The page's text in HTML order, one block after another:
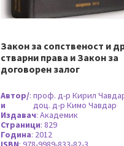
Закон за сопственост и
стварни права и Закон за
договорен залог
Автор/
и
:проф. д-р Кирил
доц. д-р Кимо Чавдар
Издавач:Академик
Страници:829
Година: 2012